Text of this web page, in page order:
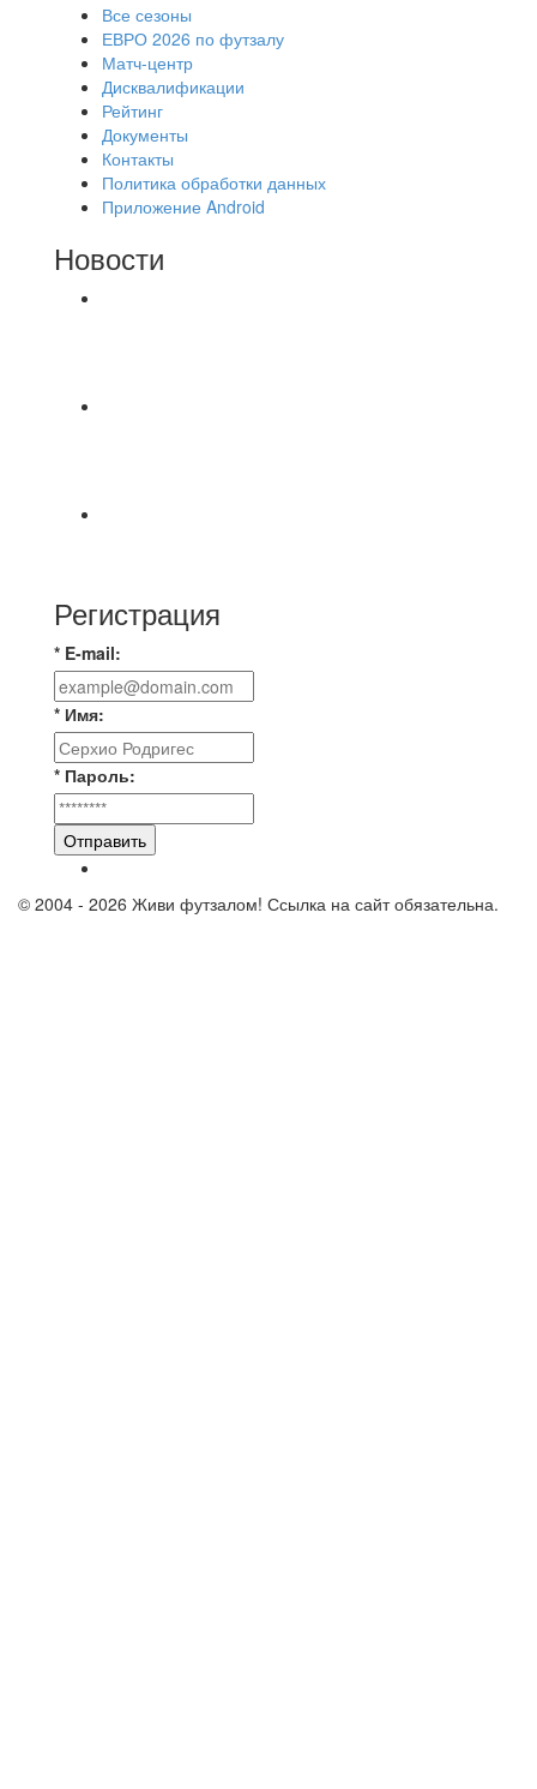
Все сезоны
ЕВРО 2026 по футзалу
Матч-центр
Дисквалификации
Рейтинг
Документы
Контакты
Политика обработки данных
Приложение Android
Новости
Регистрация
* E-mail:
* Имя:
* Пароль:
Отправить
© 2004 - 2026 Живи футзалом! Ссылка на сайт обязательна.